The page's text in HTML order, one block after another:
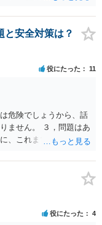
うです。 したがって、
ることは、まったくあ
ってやめたほう がいい
と安全対策は？
役にたった 11
危険でしょうから、話
ません。 ３，問題はあ
、これまでの経緯を話
役にたった 4